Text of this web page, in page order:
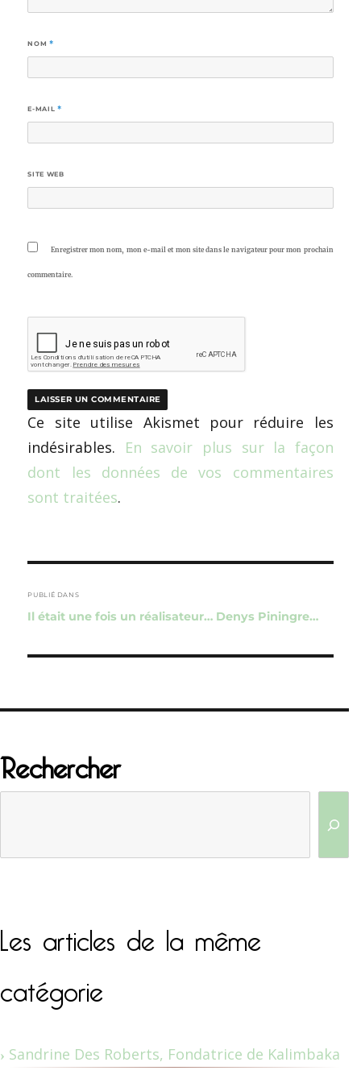
NOM *
E-MAIL *
SITE WEB
Enregistrer mon nom, mon e-mail et mon site dans le navigateur pour mon prochain
commentaire.
Ce site utilise Akismet pour réduire les
indésirables. En savoir plus sur la façon
dont les données de vos commentaires
sont traitées.
de
l’article
PUBLIÉ DANS
Il était une fois un réalisateur… Denys Piningre…
Rechercher
Les articles de la même
catégorie
Sandrine Des Roberts, Fondatrice de Kalimbaka